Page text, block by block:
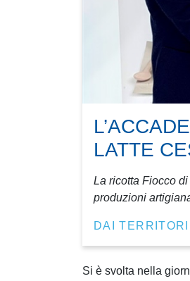
LATTE
La ricotta Fiocco
produzioni
DAI TERRITORI
Si è svolta nella